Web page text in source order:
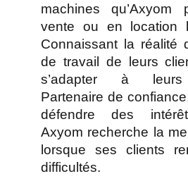
machines
vente ou en location
Connaissant la réalité
de travail de leurs
s’adapter à leurs
Partenaire de
défendre des
Axyom recherche la
lorsque ses clients
difficultés.